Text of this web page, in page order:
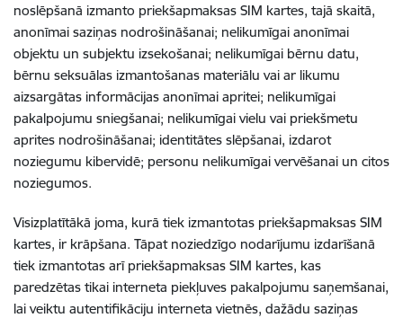
noslēpšanā izmanto priekšapmaksas SIM kartes, tajā skaitā,
anonīmai saziņas nodrošināšanai; nelikumīgai anonīmai
objektu un subjektu izsekošanai; nelikumīgai bērnu datu,
bērnu seksuālas izmantošanas materiālu vai ar likumu
aizsargātas informācijas anonīmai apritei; nelikumīgai
pakalpojumu sniegšanai; nelikumīgai vielu vai priekšmetu
aprites nodrošināšanai; identitātes slēpšanai, izdarot
noziegumu kibervidē; personu nelikumīgai vervēšanai un citos
noziegumos.
Visizplatītākā joma, kurā tiek izmantotas priekšapmaksas SIM
kartes, ir krāpšana. Tāpat noziedzīgo nodarījumu izdarīšanā
tiek izmantotas arī priekšapmaksas SIM kartes, kas
paredzētas tikai interneta piekļuves pakalpojumu saņemšanai,
lai veiktu autentifikāciju interneta vietnēs, dažādu saziņas